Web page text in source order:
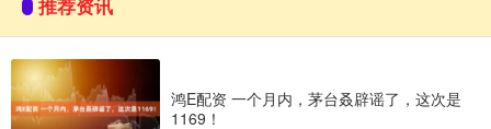
推荐资讯
鸿E配资 一个月内，茅台叒辟谣了，这次是
1169！